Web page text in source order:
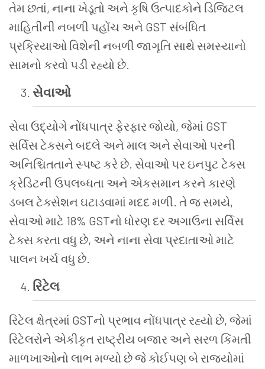
તેમ છતાં, નાના ખેડૂતો અને કૃષિ ઉત્પાદકોને ડિજિટલ
માહિતીની નબળી પહોંચ અને GST સંબંધિત
પ્રક્રિયાઓ વિશેની નબળી જાગૃતિ સાથે સમસ્યાનો
સામનો કરવો પડી રહ્યો છે.
સેવાઓ
સેવા ઉદ્યોગે નોંધપાત્ર ફેરફાર જોયો, જેમાં GST
સર્વિસ ટેક્સને બદલે અને માલ અને સેવાઓ પરની
અનિશ્ચિતતાને સ્પષ્ટ કરે છે. સેવાઓ પર ઇનપુટ ટેક્સ
ક્રેડિટની ઉપલબ્ધતા અને એકસમાન કરને કારણે
ડબલ ટેક્સેશન ઘટાડવામાં મદદ મળી. તે જ સમયે,
સેવાઓ માટે 18% GSTનો ધોરણ દર અગાઉના સર્વિસ
ટેક્સ કરતા વધુ છે, અને નાના સેવા પ્રદાતાઓ માટે
પાલન ખર્ચ વધુ છે.
રિટેલ
રિટેલ ક્ષેત્રમાં GSTનો પ્રભાવ નોંધપાત્ર રહ્યો છે, જેમાં
રિટેલરોને એકીકૃત રાષ્ટ્રીય બજાર અને સરળ કિંમતી
માળખાઓનો લાભ મળ્યો છે જે કોઈપણ બે રાજ્યોમાં